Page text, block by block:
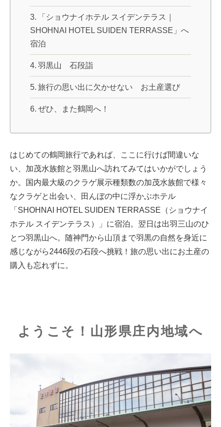
「ショウナイホテル スイデンテラス｜
SHOHNAI HOTEL SUIDEN TERRASSE」へ
宿泊
羽黒山 石段詣
旅行の思い出に欠かせない お土産選び
ぜひ、また鶴岡へ！
はじめての鶴岡旅行であれば、ここに行けば間違いな
い、加茂水族館と羽黒山へ訪れてみてはいかがでしょう
か。国内最大級のクラゲ展示種類数の加茂水族館で様々
なクラゲと出会い、田んぼの中に浮かぶホテル
「SHOHNAI HOTEL SUIDEN TERRASSE（ショウナイ
ホテル スイデンテラス）」に宿泊。翌日は出羽三山のひ
とつ羽黒山へ。随神門から山頂まで羽黒の自然を身近に
感じながら2446段の石段へ挑戦！旅の思い出にお土産の
購入も忘れずに。
ようこそ！山形県庄内地域へ